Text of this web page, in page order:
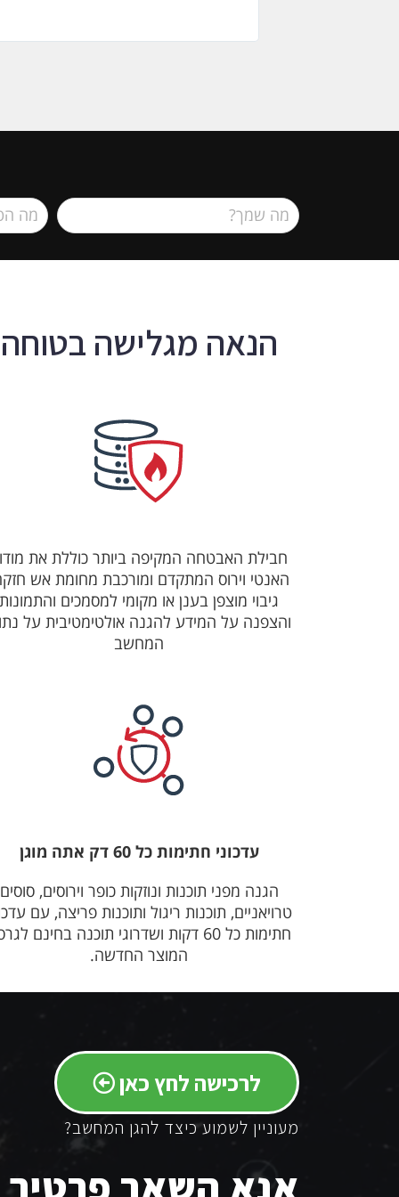
הנאה מגלישה
חבילת האבטחה המקיפה ביותר כוללת את
האנטי וירוס המתקדם ומורכבת מחומת אש
גיבוי מוצפן בענן או מקומי למסמכים והתמונות
והצפנה על המידע להגנה אולטימטיבית על
המחשב
עדכוני חתימות כל 60 דק אתה מוגן
הגנה מפני תוכנות ונוזקות כופר וירוסים, סוסים
טרויאניים, תוכנות ריגול ותוכנות פריצה, עם
חתימות כל 60 דקות ושדרוגי תוכנה בחינם
המוצר החדשה.
לרכישה לחץ כאן
מעוניין לשמוע כיצד להגן המחשב?